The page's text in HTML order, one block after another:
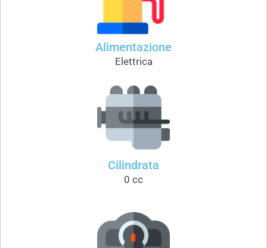
Alimentazione
Elettrica
Cilindrata
0 cc